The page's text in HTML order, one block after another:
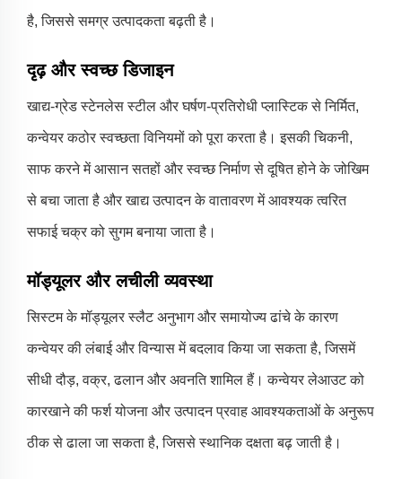
है, जिससे समग्र उत्पादकता बढ़ती है।
दृढ़ और स्वच्छ डिजाइन
खाद्य-ग्रेड स्टेनलेस स्टील और घर्षण-प्रतिरोधी प्लास्टिक से निर्मित,
कन्वेयर कठोर स्वच्छता विनियमों को पूरा करता है। इसकी चिकनी,
साफ करने में आसान सतहों और स्वच्छ निर्माण से दूषित होने के जोखिम
से बचा जाता है और खाद्य उत्पादन के वातावरण में आवश्यक त्वरित
सफाई चक्र को सुगम बनाया जाता है।
मॉड्यूलर और लचीली व्यवस्था
सिस्टम के मॉड्यूलर स्लैट अनुभाग और समायोज्य ढांचे के कारण
कन्वेयर की लंबाई और विन्यास में बदलाव किया जा सकता है, जिसमें
सीधी दौड़, वक्र, ढलान और अवनति शामिल हैं। कन्वेयर लेआउट को
कारखाने की फर्श योजना और उत्पादन प्रवाह आवश्यकताओं के अनुरूप
ठीक से ढाला जा सकता है, जिससे स्थानिक दक्षता बढ़ जाती है।